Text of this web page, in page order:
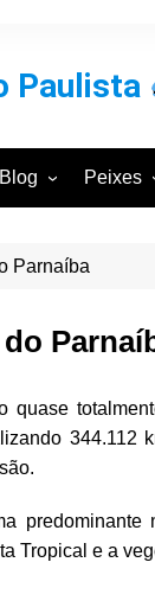
Paulista
Blog
Galeria de Aquários
Peixes
Parnaíba
quase
344.112
Tropical e a